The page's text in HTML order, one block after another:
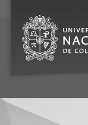
contenido
principal